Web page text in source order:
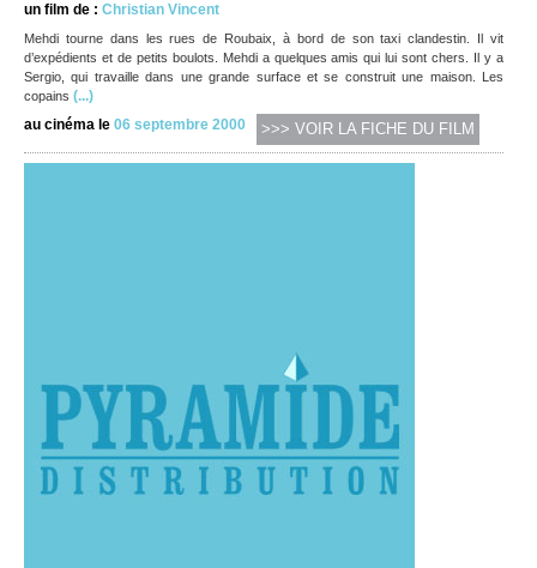
un film de : Christian Vincent
Mehdi tourne dans les rues de Roubaix, à bord de son taxi clandestin. Il vit
d’expédients et de petits boulots. Mehdi a quelques amis qui lui sont chers. Il y a
Sergio, qui travaille dans une grande surface et se construit une maison. Les
copains (...)
au cinéma le 06 septembre 2000 >>> VOIR LA FICHE DU FILM